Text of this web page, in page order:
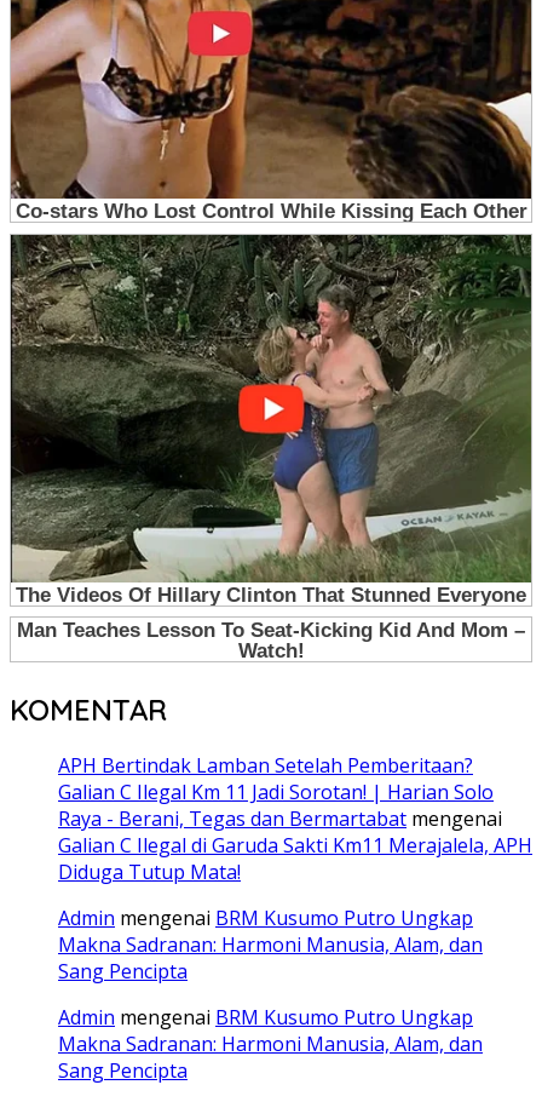
KOMENTAR
APH Bertindak Lamban Setelah Pemberitaan?
Galian C Ilegal Km 11 Jadi Sorotan! | Harian Solo
Raya - Berani, Tegas dan Bermartabat mengenai
Galian C Ilegal di Garuda Sakti Km11 Merajalela, APH
Diduga Tutup Mata!
Admin mengenai BRM Kusumo Putro Ungkap
Makna Sadranan: Harmoni Manusia, Alam, dan
Sang Pencipta
Admin mengenai BRM Kusumo Putro Ungkap
Makna Sadranan: Harmoni Manusia, Alam, dan
Sang Pencipta